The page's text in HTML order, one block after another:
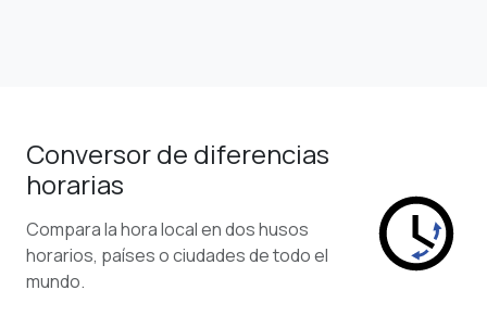
Conversor de diferencias
horarias
Compara la hora local en dos husos
horarios, países o ciudades de todo el
mundo.